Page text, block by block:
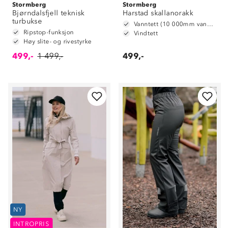
Stormberg
Bjørndalsfjell teknisk
turbukse
Ripstop-funksjon
Høy slite- og rivestyrke
499,- 1 499,-
Stormberg
Harstad skallanorakk
Vanntett (10 000mm vannsøyle)
Vindtett
499,-
NY
INTROPRIS